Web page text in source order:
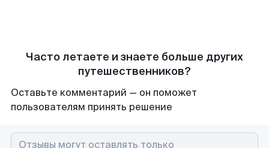
Часто летаете и знаете больше других
путешественников?
Оставьте комментарий — он поможет
пользователям принять решение